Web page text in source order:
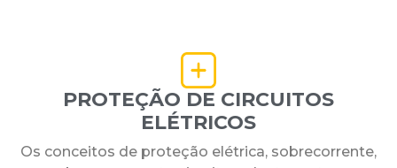
PROTEÇÃO DE CIRCUITOS
ELÉTRICOS
Os conceitos de proteção elétrica, sobrecorrente,